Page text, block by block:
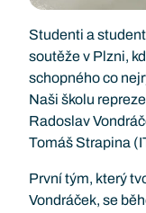
Studenti a
soutěže v Plzni,
schopného co
Naši školu
Radoslav
Tomáš Strapina
První tým, který
Vondráček, se